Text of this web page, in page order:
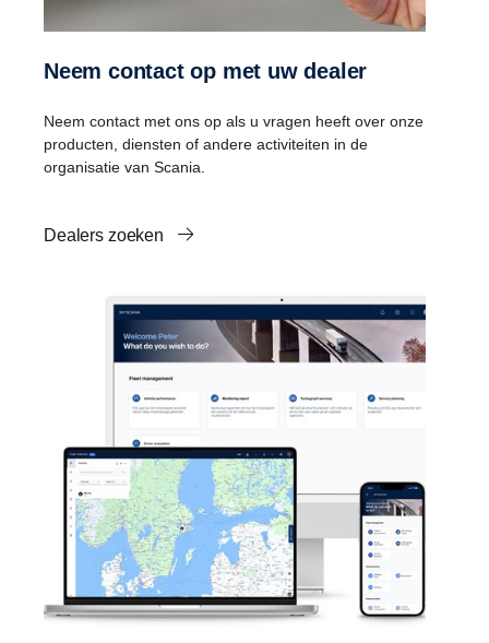
Neem contact op met uw dealer
Neem contact met ons op als u vragen heeft over onze
producten, diensten of andere activiteiten in de
organisatie van Scania.
Dealers zoeken